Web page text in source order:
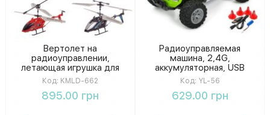
Вертолет на
радиоуправлении,
летающая игрушка для
детей, 4 цвета микс, в
колбе 22 × 3,8 × 9,8 см
Код: KMLD-662
895.00 грн
Радиоуправляемая
машина, 2,4G,
аккумуляторная, USB
зарядка, два цвета,
игровой набор
Код: YL-56
629.00 грн